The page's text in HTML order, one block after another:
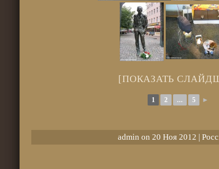
[ПОКАЗАТЬ
1 2 ... 5 ►
admin on 20 Ноя 2012 |